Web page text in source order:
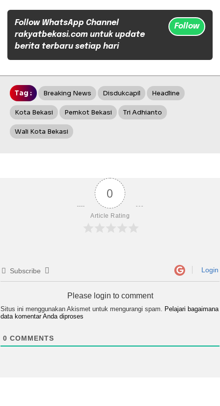
Follow WhatsApp Channel
rakyatbekasi.com untuk update
berita terbaru setiap hari
Follow
Tag : Breaking News Disdukcapil Headline
Kota Bekasi Pemkot Bekasi Tri Adhianto
Wali Kota Bekasi
0
Article Rating
Subscribe Login
Please login to comment
Situs ini menggunakan Akismet untuk mengurangi spam.
Pelajari bagaimana
data komentar Anda diproses
0 COMMENTS